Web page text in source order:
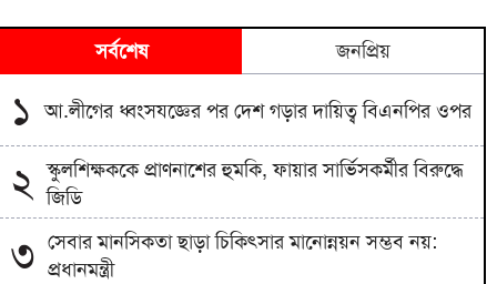
সর্বশেষ জনপ্রিয়
১ আ.লীগের ধ্বংসযজ্ঞের পর দেশ গড়ার দায়িত্ব বিএনপির ওপর
২
স্কুলশিক্ষককে প্রাণনাশের হুমকি, ফায়ার সার্ভিসকর্মীর বিরুদ্ধে
জিডি
৩ সেবার মানসিকতা ছাড়া চিকিৎসার মানোন্নয়ন সম্ভব নয়:
প্রধানমন্ত্রী